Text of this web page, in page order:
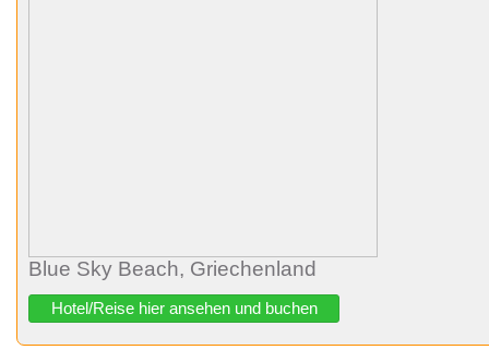
Blue Sky Beach, Griechenland
Hotel/Reise hier ansehen und buchen